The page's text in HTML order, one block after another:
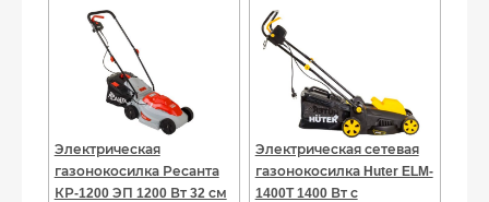
Электрическая
газонокосилка Ресанта
КР-1200 ЭП 1200 Вт 32 см
Электрическая сетевая
газонокосилка Huter ELM-
1400T 1400 Вт с